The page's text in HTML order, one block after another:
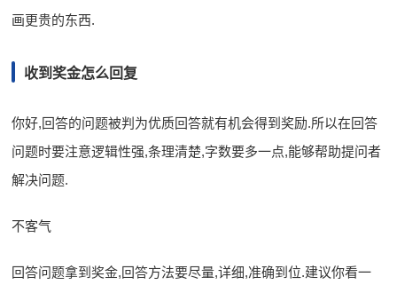
画更贵的东西.
收到奖金怎么回复
你好,回答的问题被判为优质回答就有机会得到奖励.所以在回答
问题时要注意逻辑性强,条理清楚,字数要多一点,能够帮助提问者
解决问题.
不客气
回答问题拿到奖金,回答方法要尽量,详细,准确到位.建议你看一